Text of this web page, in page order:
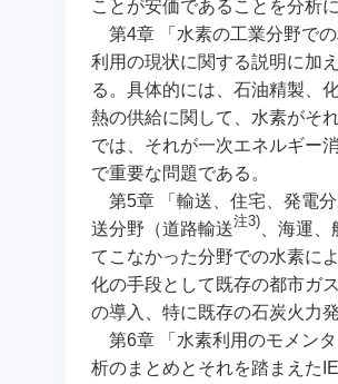
ことが安価であることを分析
第4章 「水素の工業分野で
利用の現状に関する説明に加
る。具体的には、石油精製、
熱の供給に関して、水素がそ
では、それが一次エネルギー
で重要な問題である。
第5章 「輸送、住宅、発電
送分野（道路輸送注3) 、海運
てこなかった分野での水素に
化の手段として既存の都市ガ
の導入、特に既存の石炭火力
第6章 「水素利用のモメン
析のまとめとそれを踏まえた